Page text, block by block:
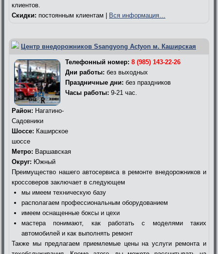
клиентов.
Скидки: постоянным клиентам | Вся информация…
Центр внедорожников Ssangyong Actyon м. Каширская
Телефонный номер: 8 (985) 143-22-26
Дни работы: без выходных
Праздничные дни: без праздников
Часы работы: 9-21 час.
Район: Нагатино-
Садовники
Шоссе: Каширское
шоссе
Метро: Варшавская
Округ: Южный
Преимущество нашего автосервиса в ремонте внедорожников и
кроссоверов заключает в следующем
мы имеем техническую базу
располагаем профессиональным оборудованием
имеем оснащенные боксы и цехи
мастера понимают, как работать с моделями таких
автомобилей и как выполнять ремонт
Также мы предлагаем приемлемые цены на услуги ремонта и